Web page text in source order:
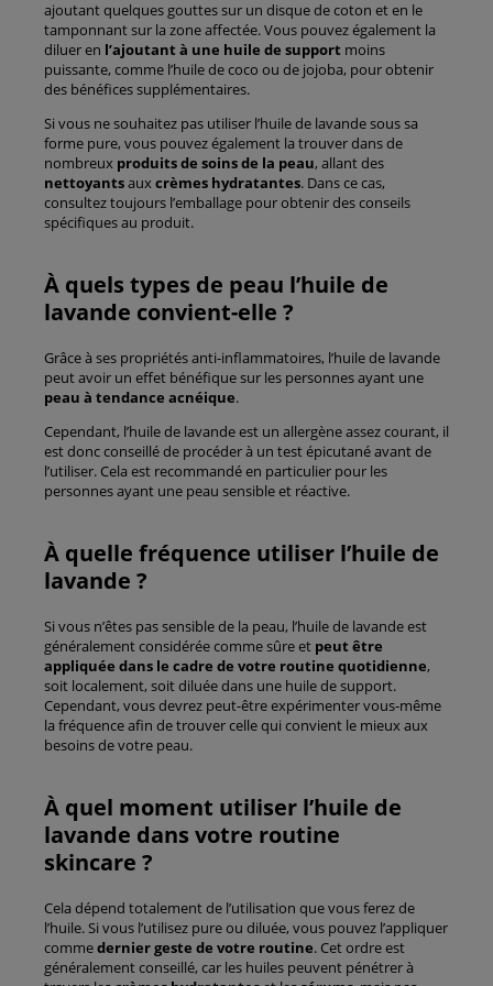
ajoutant quelques gouttes sur un disque de coton et en le
tamponnant sur la zone affectée. Vous pouvez également la
diluer en l’ajoutant à une huile de support moins
puissante, comme l’huile de coco ou de jojoba, pour obtenir
des bénéfices supplémentaires.
Si vous ne souhaitez pas utiliser l’huile de lavande sous sa
forme pure, vous pouvez également la trouver dans de
nombreux produits de soins de la peau, allant des
nettoyantsauxcrèmes hydratantes. Dans ce cas,
consultez toujours l’emballage pour obtenir des conseils
spécifiques au produit.
À quels types de peau l’huile de
lavande convient-elle ?
Grâce à ses propriétés anti-inflammatoires, l’huile de lavande
peut avoir un effet bénéfique sur les personnes ayant une
peau à tendance acnéique.
Cependant, l’huile de lavande est un allergène assez courant, il
est donc conseillé de procéder à un test épicutané avant de
l’utiliser. Cela est recommandé en particulier pour les
personnes ayant une peau sensible et réactive.
À quelle fréquence utiliser l’huile de
lavande ?
Si vous n’êtes pas sensible de la peau, l’huile de lavande est
généralement considérée comme sûre et peut être
appliquée dans le cadre de votre routine quotidienne,
soit localement, soit diluée dans une huile de support.
Cependant, vous devrez peut-être expérimenter vous-même
la fréquence afin de trouver celle qui convient le mieux aux
besoins de votre peau.
À quel moment utiliser l’huile de
lavande dans votre routine
skincare ?
Cela dépend totalement de l’utilisation que vous ferez de
l’huile. Si vous l’utilisez pure ou diluée, vous pouvez l’appliquer
commedernier geste de votre routine. Cet ordre est
généralement conseillé, car les huiles peuvent pénétrer à